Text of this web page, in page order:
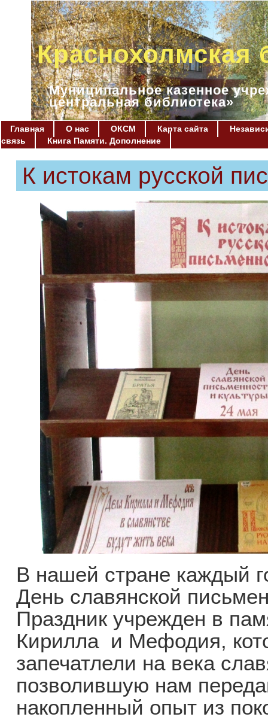
Краснохолмская
Муниципальное казенное
центральная библиотека»
Главная О нас ОКСМ Карта сайта
связь
Книга Памяти. Дополнение
К истокам русской
В нашей стране каждый
День славянской
Праздник учрежден в
Кирилла и Мефодия,
запечатлели на века
позволившую нам
накопленный опыт из